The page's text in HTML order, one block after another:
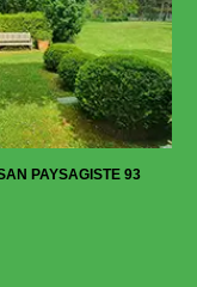
PAYSAGISTE 93